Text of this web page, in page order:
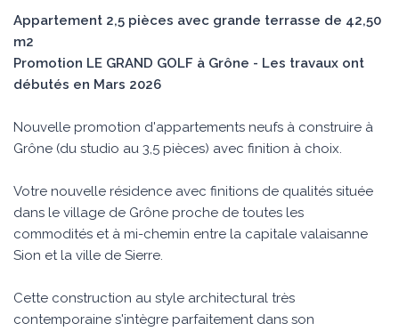
Appartement 2,5 pièces avec grande terrasse de 42,50
m2
Promotion LE GRAND GOLF à Grône - Les travaux ont
débutés en Mars 2026
Nouvelle promotion d'appartements neufs à construire à
Grône (du studio au 3,5 pièces) avec finition à choix.
Votre nouvelle résidence avec finitions de qualités située
dans le village de Grône proche de toutes les
commodités et à mi-chemin entre la capitale valaisanne
Sion et la ville de Sierre.
Cette construction au style architectural très
contemporaine s'intègre parfaitement dans son